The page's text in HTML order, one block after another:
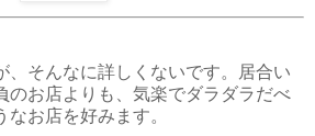
、そんなに詳しくないです。居合い
のお店よりも、気楽でダラダラだべ
なお店を好みます。